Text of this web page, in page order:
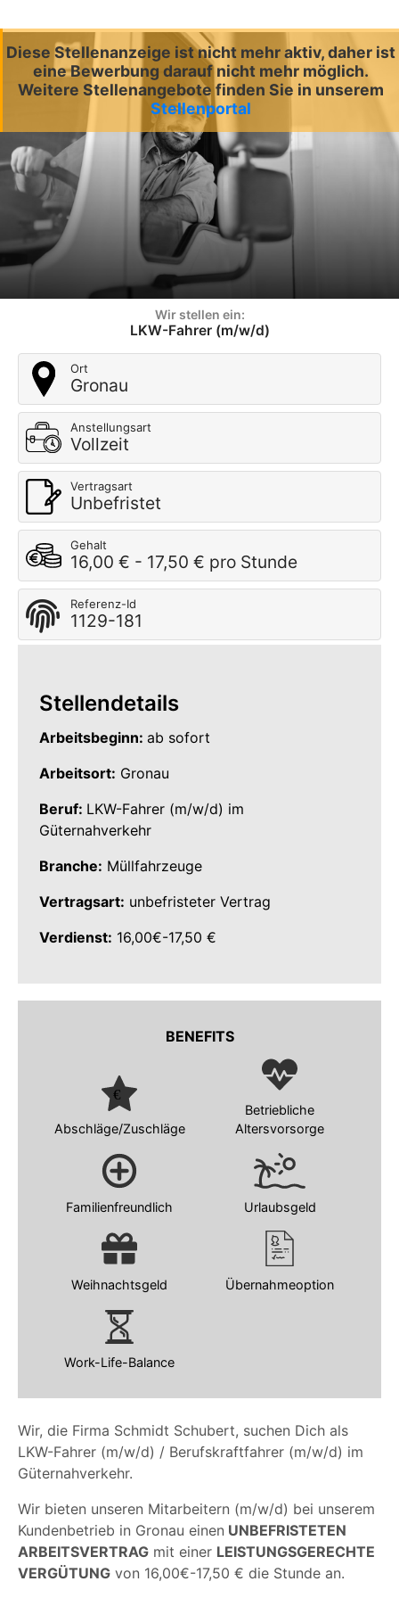
Diese Stellenanzeige ist nicht mehr aktiv, daher ist
eine Bewerbung darauf nicht mehr möglich.
Weitere Stellenangebote finden Sie in unserem
Stellenportal
Wir stellen ein:
LKW-Fahrer (m/w/d)
Ort
Gronau
Anstellungsart
Vollzeit
Vertragsart
Unbefristet
Gehalt
16,00 € - 17,50 € pro Stunde
Referenz-Id
1129-181
Wir, die Firma Schmidt Schubert, suchen Dich als
LKW-Fahrer (m/w/d) / Berufskraftfahrer (m/w/d) im
Güternahverkehr.
Wir bieten unseren Mitarbeitern (m/w/d) bei unserem
Kundenbetrieb in Gronau einen UNBEFRISTETEN
ARBEITSVERTRAG mit einer LEISTUNGSGERECHTE
VERGÜTUNG von 16,00€-17,50 € die Stunde an.
Stellendetails
Arbeitsbeginn: ab sofort
Arbeitsort: Gronau
Beruf: LKW-Fahrer (m/w/d) im
Güternahverkehr
Branche: Müllfahrzeuge
Vertragsart: unbefristeter Vertrag
Verdienst: 16,00€-17,50 €
BENEFITS
Abschläge/Zuschläge
Betriebliche
Altersvorsorge
Familienfreundlich Urlaubsgeld
Weihnachtsgeld Übernahmeoption
Work-Life-Balance